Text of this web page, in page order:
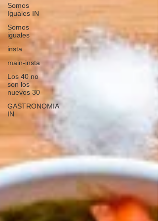
Somos
Iguales IN
Somos
iguales
insta
main-insta
Los 40 no
son los
nuevos 30
GASTRONOMIA
IN